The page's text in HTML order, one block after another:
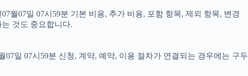
월07일 07시59분 기본 비용, 추가 비용, 포함 항목, 제외 항목, 변경
것도 중요합니다.
일 07시59분 신청, 계약, 예약, 이용 절차가 연결되는 경우에는 구두